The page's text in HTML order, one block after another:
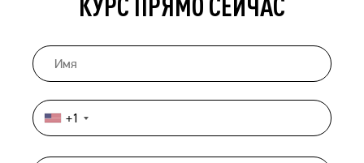
United
States
+1
+1